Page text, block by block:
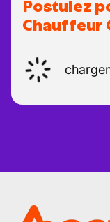
Postulez
Chauffeur